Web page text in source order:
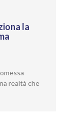
la
realtà che